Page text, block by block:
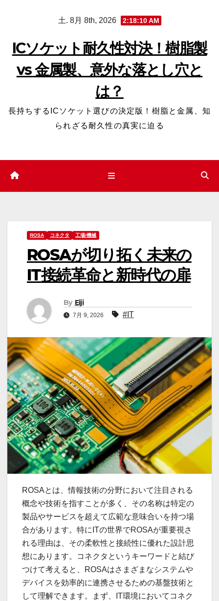
土. 8月 8th, 2026 2:18:11 AM
ICソケット耐久性対決！樹脂製
vs 金属製、意外な落とし穴と
は？
長持ちするICソケット選びの決定版！樹脂と金属、知
られざる耐久性の真実に迫る
ROSA コネクタ 工場/機械
ROSAが切り拓く未来の
IT接続革命と新時代の扉
By Eiji
7月 9, 2026 #IT
ROSAとは、情報技術の分野において注目される
概念や技術を指すことが多く、その名称は特定の
製品やサービスを超えて広範な意味合いを持つ場
合があります。 特にITの世界でROSAが重要視さ
れる理由は、その柔軟性と接続性に優れた設計思
想にあります。コネクタというキーワードと結び
つけて考えると、ROSAはさまざまなシステムや
デバイスを効率的に連携させるための基盤技術と
して理解できます。まず、IT環境においてコネク